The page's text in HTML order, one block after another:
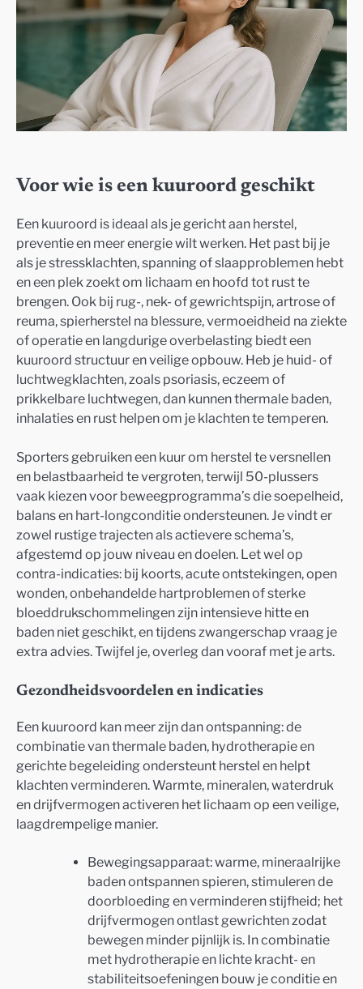
Voor wie is een kuuroord geschikt
Een kuuroord is ideaal als je gericht aan herstel,
preventie en meer energie wilt werken. Het past bij je
als je stressklachten, spanning of slaapproblemen hebt
en een plek zoekt om lichaam en hoofd tot rust te
brengen. Ook bij rug-, nek- of gewrichtspijn, artrose of
reuma, spierherstel na blessure, vermoeidheid na ziekte
of operatie en langdurige overbelasting biedt een
kuuroord structuur en veilige opbouw. Heb je huid- of
luchtwegklachten, zoals psoriasis, eczeem of
prikkelbare luchtwegen, dan kunnen thermale baden,
inhalaties en rust helpen om je klachten te temperen.
Sporters gebruiken een kuur om herstel te versnellen
en belastbaarheid te vergroten, terwijl 50-plussers
vaak kiezen voor beweegprogramma’s die soepelheid,
balans en hart-longconditie ondersteunen. Je vindt er
zowel rustige trajecten als actievere schema’s,
afgestemd op jouw niveau en doelen. Let wel op
contra-indicaties: bij koorts, acute ontstekingen, open
wonden, onbehandelde hartproblemen of sterke
bloeddrukschommelingen zijn intensieve hitte en
baden niet geschikt, en tijdens zwangerschap vraag je
extra advies. Twijfel je, overleg dan vooraf met je arts.
Gezondheidsvoordelen en indicaties
Een kuuroord kan meer zijn dan ontspanning: de
combinatie van thermale baden, hydrotherapie en
gerichte begeleiding ondersteunt herstel en helpt
klachten verminderen. Warmte, mineralen, waterdruk
en drijfvermogen activeren het lichaam op een veilige,
laagdrempelige manier.
Bewegingsapparaat: warme, mineraalrijke
baden ontspannen spieren, stimuleren de
doorbloeding en verminderen stijfheid; het
drijfvermogen ontlast gewrichten zodat
bewegen minder pijnlijk is. In combinatie
met hydrotherapie en lichte kracht- en
stabiliteitsoefeningen bouw je conditie en